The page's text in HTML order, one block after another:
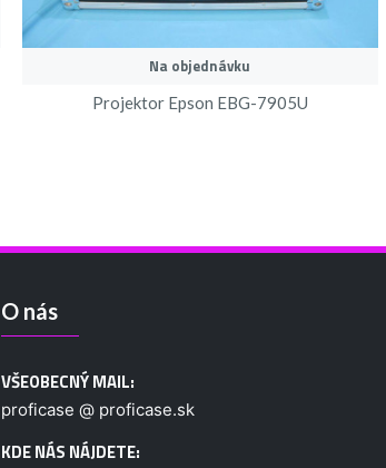
Na objednávku
Projektor Epson EBG-7905U
O nás
VŠEOBECNÝ MAIL:
proficase @ proficase.sk
KDE NÁS NÁJDETE: